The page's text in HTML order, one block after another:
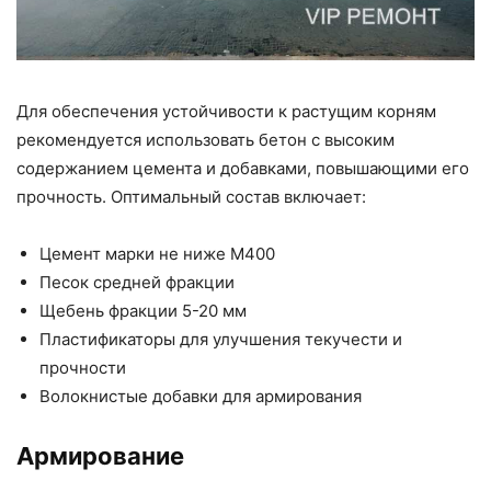
Для обеспечения устойчивости к растущим корням
рекомендуется использовать бетон с высоким
содержанием цемента и добавками, повышающими его
прочность. Оптимальный состав включает:
Цемент марки не ниже М400
Песок средней фракции
Щебень фракции 5-20 мм
Пластификаторы для улучшения текучести и
прочности
Волокнистые добавки для армирования
Армирование